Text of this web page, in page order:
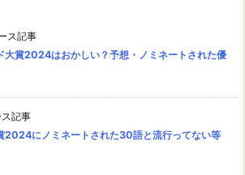
ス記事
大賞2024はおかしい？予想・ノミネートされた優
ス記事
2024にノミネートされた30語と流行ってない等